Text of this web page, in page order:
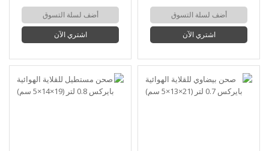
أضف لسلة التسوق
اشتري الآن
أضف لسلة التسوق
اشتري الآن